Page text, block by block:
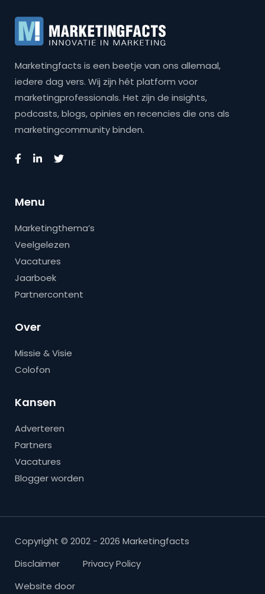
Marketingfacts is een beetje van ons allemaal,
iedere dag vers. Wij zijn hét platform voor
marketingprofessionals. Het zijn de insights,
podcasts, blogs, opinies en recencies die ons als
marketingcommunity binden.
Menu
Marketingthema’s
Veelgelezen
Vacatures
Jaarboek
Partnercontent
Over
Missie & Visie
Colofon
Kansen
Adverteren
Partners
Vacatures
Blogger worden
Copyright © 2002 - 2026 Marketingfacts
Disclaimer
Privacy Policy
Website door